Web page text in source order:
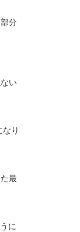
分
い
り
最
に